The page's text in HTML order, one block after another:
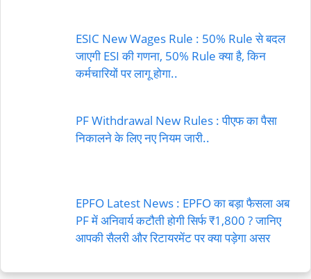
ESIC New Wages Rule : 50% Rule से बदल
जाएगी ESI की गणना, 50% Rule क्या है, किन
कर्मचारियों पर लागू होगा..
PF Withdrawal New Rules : पीएफ का पैसा
निकालने के लिए नए नियम जारी..
EPFO Latest News : EPFO का बड़ा फैसला अब
PF में अनिवार्य कटौती होगी सिर्फ ₹1,800 ? जानिए
आपकी सैलरी और रिटायरमेंट पर क्या पड़ेगा असर